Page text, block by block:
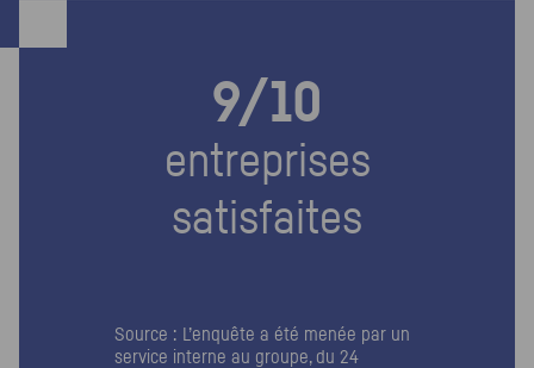
9/10
entreprises
satisfaites
Source : L’enquête a été menée par un
service interne au groupe, du 24